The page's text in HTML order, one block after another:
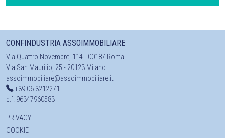
CONFINDUSTRIA ASSOIMMOBILIARE
Via Quattro Novembre, 114 - 00187 Roma
Via San Maurilio, 25 - 20123 Milano
assoimmobiliare@assoimmobiliare.it
+39 06 3212271
c.f. 96347960583
PRIVACY
COOKIE